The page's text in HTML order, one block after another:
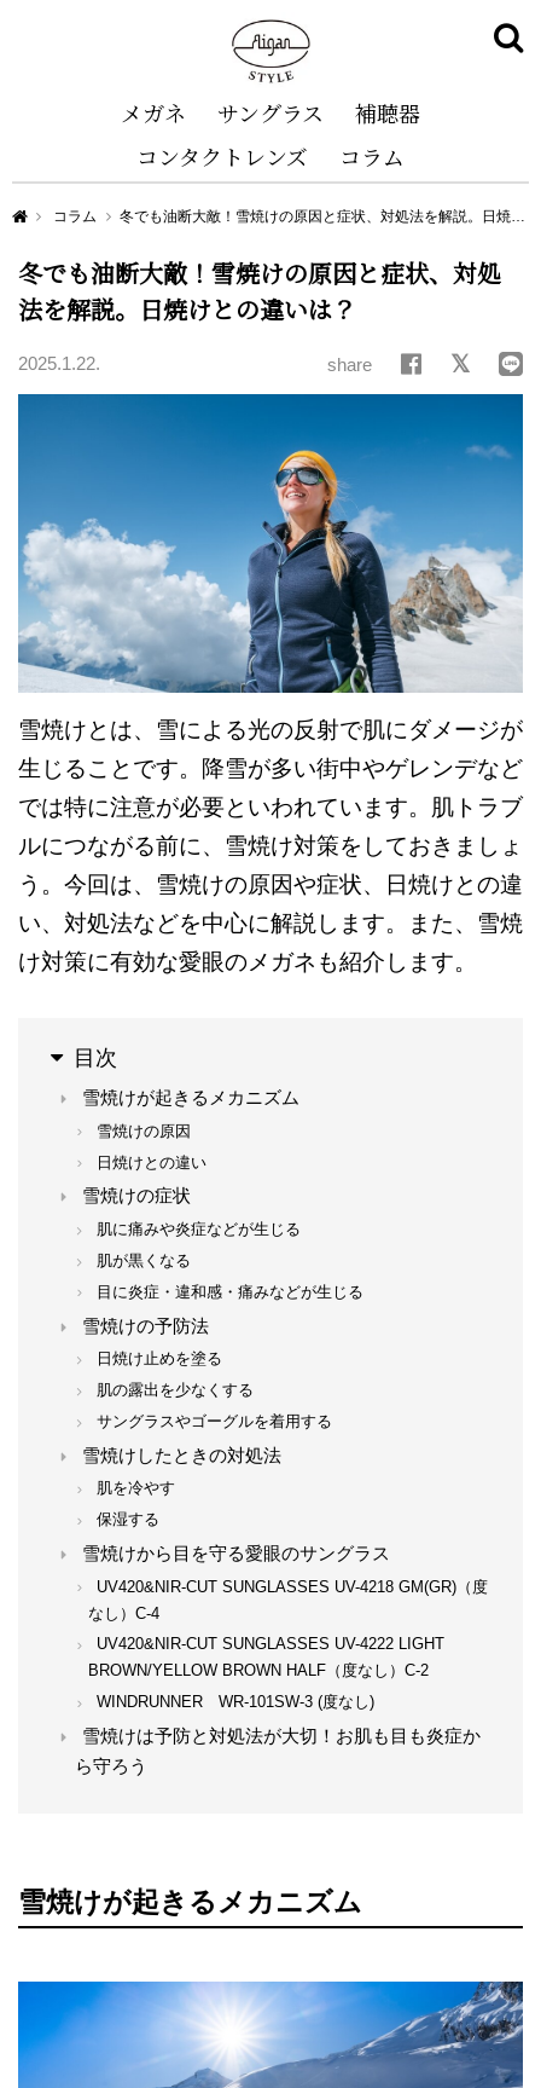
メガネ サングラス
補聴器
コンタクトレンズ
コラム
Aigan STYLE（メガネ・めがね）
コラム 冬でも油断大敵！雪焼けの原因と症状、対処法を解説。日焼けとの違いは？
冬でも油断大敵！雪焼けの原因と症状、対処
法を解説。日焼けとの違いは？
2025.1.22. share
雪焼けとは、雪による光の反射で肌にダメージが
生じることです。降雪が多い街中やゲレンデなど
では特に注意が必要といわれています。肌トラブ
ルにつながる前に、雪焼け対策をしておきましょ
う。今回は、雪焼けの原因や症状、日焼けとの違
い、対処法などを中心に解説します。また、雪焼
け対策に有効な愛眼のメガネも紹介します。
目次
雪焼けが起きるメカニズム
雪焼けの原因
日焼けとの違い
雪焼けの症状
肌に痛みや炎症などが生じる
肌が黒くなる
目に炎症・違和感・痛みなどが生じる
雪焼けの予防法
日焼け止めを塗る
肌の露出を少なくする
サングラスやゴーグルを着用する
雪焼けしたときの対処法
肌を冷やす
保湿する
雪焼けから目を守る愛眼のサングラス
UV420&NIR-CUT SUNGLASSES UV-4218 GM(GR)（度
なし）C-4
UV420&NIR-CUT SUNGLASSES UV-4222 LIGHT
BROWN/YELLOW BROWN HALF（度なし）C-2
WINDRUNNER WR-101SW-3 (度なし)
雪焼けは予防と対処法が大切！お肌も目も炎症か
ら守ろう
雪焼けが起きるメカニズム